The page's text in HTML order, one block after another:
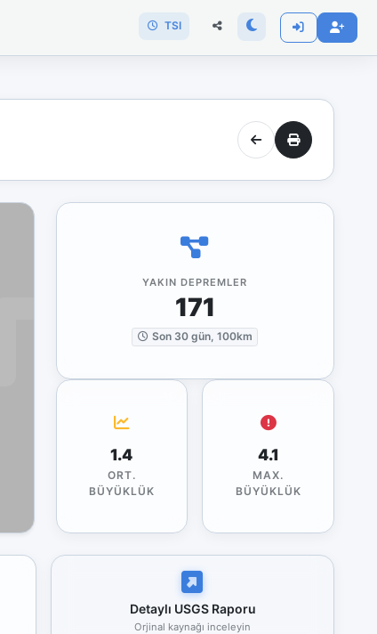
TSI
YAKIN DEPREMLER
171
Son 30 gün, 100km
1.4
ORT.
BÜYÜKLÜK
4.1
MAX.
BÜYÜKLÜK
Detaylı USGS Raporu
Orjinal kaynağı inceleyin